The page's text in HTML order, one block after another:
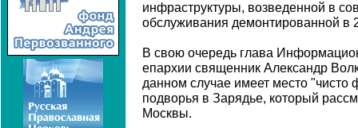
инфраструктуры, возведенной в
обслуживания демонтированной в
В свою очередь глава
епархии священник Александр
данном случае имеет место
подворья в Зарядье, который
Москвы.